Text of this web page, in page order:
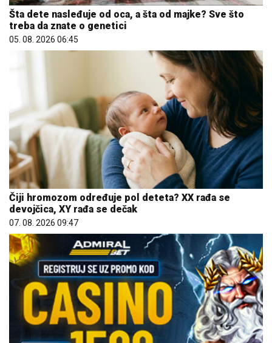
Šta dete nasleđuje od oca, a šta od majke? Sve što
treba da znate o genetici
05. 08. 2026 06:45
Čiji hromozom određuje pol deteta? XX rađa se
devojčica, XY rađa se dečak
07. 08. 2026 09:47